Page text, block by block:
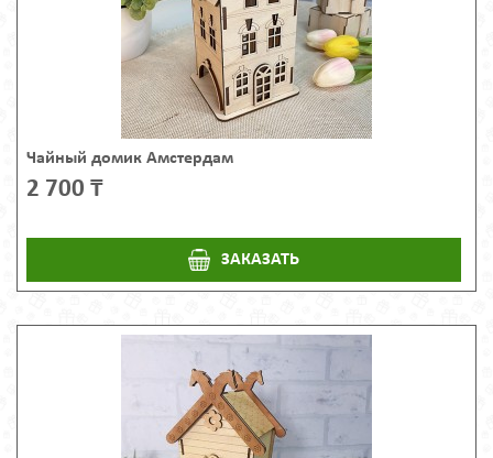
Чайный домик Амстердам
2 700 ₸
ЗАКАЗАТЬ